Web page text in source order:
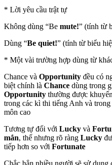
* Lời yêu cầu trật tự
Không dùng “Be mute!” (tính từ
Dùng “Be quiet!” (tính từ biểu
* Một vài trường hợp dùng từ
Chance và Opportunity đều có
biệt chính là Chance dùng trong
Opportunity thường được
trong các kì thi tiếng Anh và
môn cao
Tương tự đối với Lucky và
mắn, thế nhưng rõ ràng Lucky
tiếp hơn so với Fortunate
Chắc hẳn nhiều người sẽ sử dụng